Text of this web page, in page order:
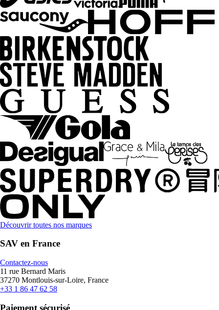
Découvrir toutes nos marques
SAV en France
Contactez-nous
11 rue Bernard Maris
37270 Montlouis-sur-Loire, France
+33 1 86 47 62 58
Paiement sécurisé